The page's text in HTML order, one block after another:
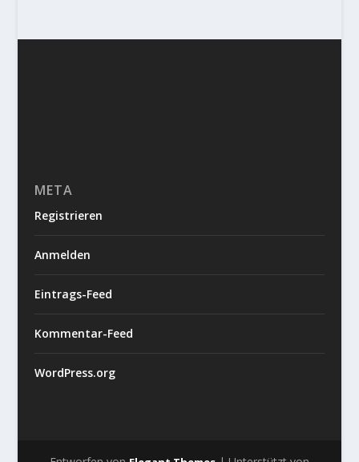
META
Registrieren
Anmelden
Eintrags-Feed
Kommentar-Feed
WordPress.org